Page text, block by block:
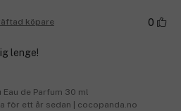
köpare 0
lenge!
de Parfum 30 ml
för ett år sedan | cocopanda.no